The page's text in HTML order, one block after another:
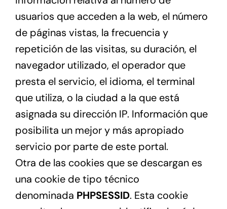
usuarios que acceden a la web, el número
de páginas vistas, la frecuencia y
repetición de las visitas, su duración, el
navegador utilizado, el operador que
presta el servicio, el idioma, el terminal
que utiliza, o la ciudad a la que está
asignada su dirección IP. Información que
posibilita un mejor y más apropiado
servicio por parte de este portal.
Otra de las cookies que se descargan es
una cookie de tipo técnico
denominada PHPSESSID. Esta cookie